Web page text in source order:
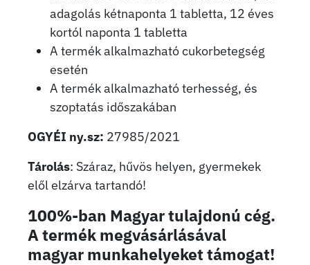
adagolás kétnaponta 1 tabletta, 12 éves
kortól naponta 1 tabletta
A termék alkalmazható cukorbetegség
esetén
A termék alkalmazható terhesség, és
szoptatás időszakában
OGYÉI ny.sz: 27985/2021
Tárolás: Száraz, hűvös helyen, gyermekek
elől elzárva tartandó!
100%-ban Magyar tulajdonú cég.
A termék megvásárlásával
magyar munkahelyeket támogat!